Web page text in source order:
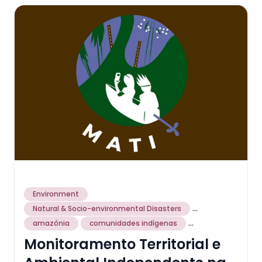
Environment
Natural & Socio-environmental Disasters
...
amazônia comunidades indígenas ...
Monitoramento Territorial e